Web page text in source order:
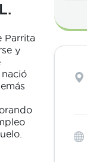
Parrita
y